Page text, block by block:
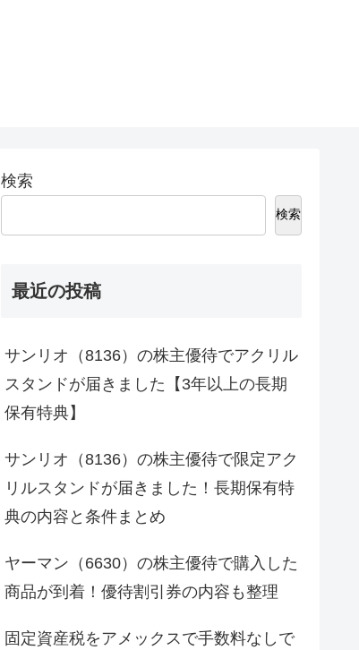
検索
検索
最近の投稿
サンリオ（8136）の株主優待でアクリル
スタンドが届きました【3年以上の長期
保有特典】
サンリオ（8136）の株主優待で限定アク
リルスタンドが届きました！長期保有特
典の内容と条件まとめ
ヤーマン（6630）の株主優待で購入した
商品が到着！優待割引券の内容も整理
固定資産税をアメックスで手数料なしで